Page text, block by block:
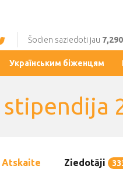
Šodien saziedoti jau
Українським біженцям
stipendija
Atskaite Ziedotāji